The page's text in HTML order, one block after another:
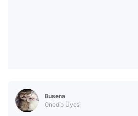
Busena
Onedio Üyesi